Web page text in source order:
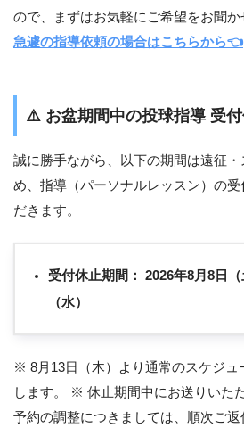
ので、まずはお気軽にご希望をお聞か
急遽の指導依頼の場合はこちらから👈
⚠️ お盆期間中の投球指導 受
誠に勝手ながら、以下の期間は遠征
め、指導（パーソナルレッスン）の
だきます。
受付休止期間：
2026年8月8日
（水）
※ 8月13日（木）より通常のスケジュ
します。 ※ 休止期間中にお送りいた
予約の調整につきましては、順次ご返